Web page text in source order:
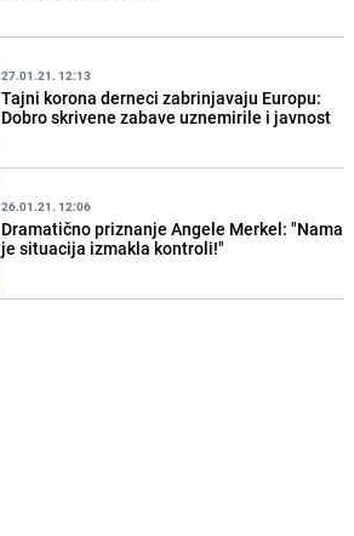
27.01.21. 12:13
Tajni korona derneci zabrinjavaju Europu:
Dobro skrivene zabave uznemirile i javnost
26.01.21. 12:06
Dramatično priznanje Angele Merkel: "Nama
je situacija izmakla kontroli!"